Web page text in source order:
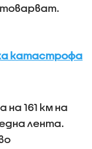
катастрофа
161 км на
лента.